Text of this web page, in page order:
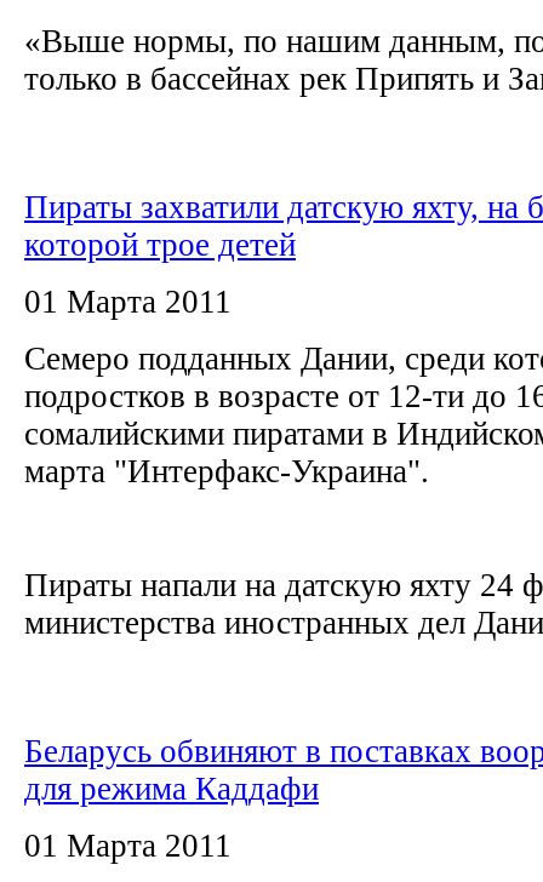
«Выше нормы, по нашим данным,
только в бассейнах рек Припять и
Пираты захватили датскую яхту, на
которой трое детей
01 Марта 2011
Семеро подданных Дании, среди
подростков в возрасте от 12-ти до
сомалийскими пиратами в
марта "Интерфакс-Украина".
Пираты напали на датскую яхту 24
министерства иностранных дел
Беларусь обвиняют в поставках
для режима Каддафи
01 Марта 2011